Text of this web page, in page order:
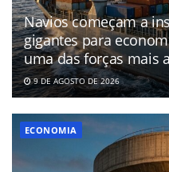
Navios começam a
gigantes para
uma das forças mais
9 DE AGOSTO DE 2026
ECONOMIA